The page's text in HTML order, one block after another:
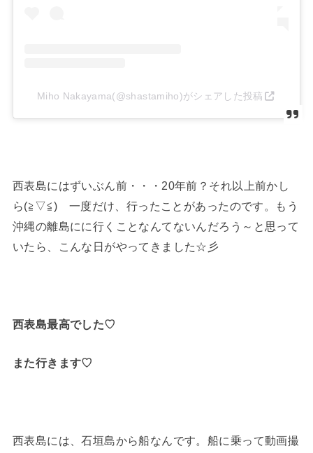
Miho Nakayama(@shastamiho)がシェアした投稿
西表島にはずいぶん前・・・20年前？それ以上前かし
ら(≧▽≦) 一度だけ、行ったことがあったのです。もう
沖縄の離島にに行くことなんてないんだろう～と思って
いたら、こんな日がやってきました☆彡
西表島最高でした♡
また行きます♡
西表島には、石垣島から船なんです。船に乗って動画撮